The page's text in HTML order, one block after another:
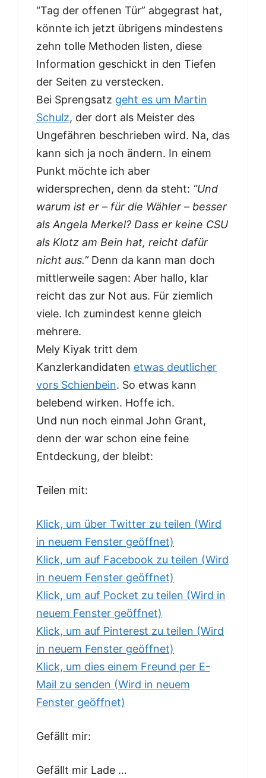
“Tag der offenen Tür” abgegrast hat,
könnte ich jetzt übrigens mindestens
zehn tolle Methoden listen, diese
Information geschickt in den Tiefen
der Seiten zu verstecken.
Bei Sprengsatz geht es um Martin
Schulz, der dort als Meister des
Ungefähren beschrieben wird. Na, das
kann sich ja noch ändern. In einem
Punkt möchte ich aber
widersprechen, denn da steht: “Und
warum ist er – für die Wähler – besser
als Angela Merkel? Dass er keine CSU
als Klotz am Bein hat, reicht dafür
nicht aus.” Denn da kann man doch
mittlerweile sagen: Aber hallo, klar
reicht das zur Not aus. Für ziemlich
viele. Ich zumindest kenne gleich
mehrere.
Mely Kiyak tritt dem
Kanzlerkandidaten etwas deutlicher
vors Schienbein. So etwas kann
belebend wirken. Hoffe ich.
Und nun noch einmal John Grant,
denn der war schon eine feine
Entdeckung, der bleibt:
Teilen mit:
Klick, um über Twitter zu teilen (Wird
in neuem Fenster geöffnet)
Klick, um auf Facebook zu teilen (Wird
in neuem Fenster geöffnet)
Klick, um auf Pocket zu teilen (Wird in
neuem Fenster geöffnet)
Klick, um auf Pinterest zu teilen (Wird
in neuem Fenster geöffnet)
Klick, um dies einem Freund per E-
Mail zu senden (Wird in neuem
Fenster geöffnet)
Gefällt mir:
Gefällt mir Lade …